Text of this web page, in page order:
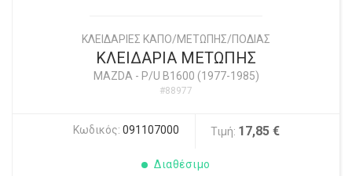
ΚΛΕΙΔΑΡΙΕΣ ΚΑΠΟ/ΜΕΤΩΠΗΣ/ΠΟΔΙΑΣ
ΚΛΕΙΔΑΡΙΑ ΜΕΤΩΠΗΣ
MAZDA- P/U B1600 (1977-1985)
#88977
Κωδικός: 091107000 Τιμή: 17,85 €
Διαθέσιμο